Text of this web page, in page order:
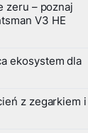
zeru – poznaj
V3 HE
ekosystem dla
z zegarkiem i